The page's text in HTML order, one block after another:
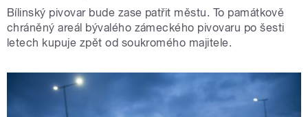
Bílinský pivovar bude zase patřit městu. To památkově
chráněný areál bývalého zámeckého pivovaru po šesti
letech kupuje zpět od soukromého majitele.